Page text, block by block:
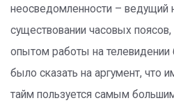
неосведомленности – ведущий
существовании часовых
опытом работы на телевидении
было сказать на аргумент, что
тайм пользуется самым